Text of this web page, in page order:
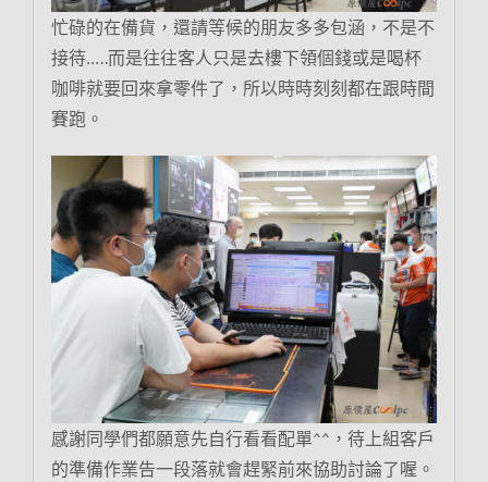
忙碌的在備貨，還請等候的朋友多多包涵，不是不
接待…..而是往往客人只是去樓下領個錢或是喝杯
咖啡就要回來拿零件了，所以時時刻刻都在跟時間
賽跑。
感謝同學們都願意先自行看看配單^^，待上組客戶
的準備作業告一段落就會趕緊前來協助討論了喔。